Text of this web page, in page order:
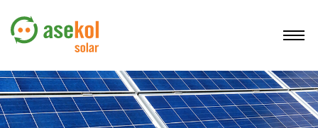
O NÁS
SLUŽBY